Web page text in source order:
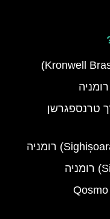
טרנספגרשן